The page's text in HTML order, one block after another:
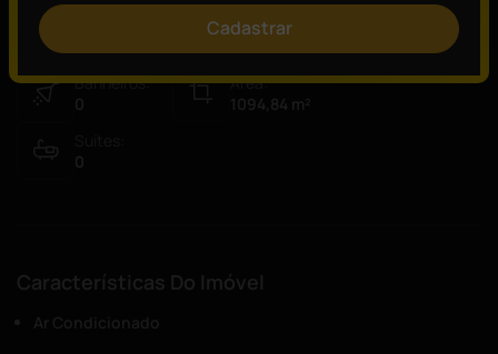
Quartos:
Banheiros:
0
Área:
1094,84 m²
0
Características Do Imóvel
Cadastrar